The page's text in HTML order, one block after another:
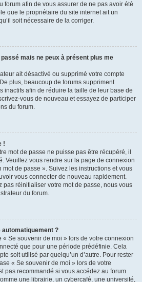
forum afin de vous assurer de ne pas avoir été
que le propriétaire du site internet ait un
soit nécessaire de la corriger.
mais ne peux à présent plus me
ait désactivé ou supprimé votre compte
plus, beaucoup de forums suppriment
inactifs afin de réduire la taille de leur base de
vous de nouveau et essayez de participer
du forum.
!
mot de passe ne puisse pas être récupéré, il
Veuillez vous rendre sur la page de connexion
mot de passe ». Suivez les instructions et vous
vous connecter de nouveau rapidement.
pas réinitialiser votre mot de passe, nous vous
du forum.
automatiquement ?
« Se souvenir de moi » lors de votre connexion
que pour une période prédéfinie. Cela
soit utilisé par quelqu’un d’autre. Pour rester
« Se souvenir de moi » lors de votre
pas recommandé si vous accédez au forum
une librairie, un cybercafé, une université,